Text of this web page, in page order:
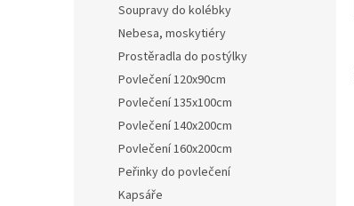
Soupravy do kolébky
Nebesa, moskytiéry
Prostěradla do postýlky
Povlečení 120x90cm
Povlečení 135x100cm
Povlečení 140x200cm
Povlečení 160x200cm
Peřinky do povlečení
Kapsáře